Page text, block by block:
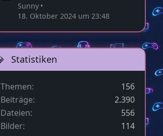
Sunny
18. Oktober 2024 um 23:48
Statistiken
Themen
156
Beiträge
2.390
Dateien
556
Bilder
114